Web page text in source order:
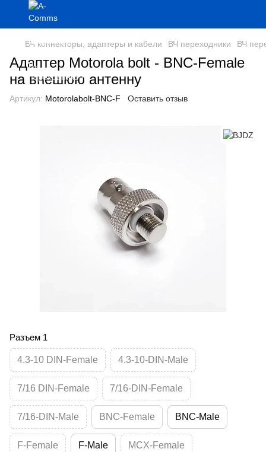
ВЧ коннекторы, адаптеры и кабели ВЧ переходники ВЧ
Адаптер Motorola bolt - BNC-Female
на внешюю антенну
Артикул: Motorolabolt-BNC-F Оставить отзыв
Разъем 1
4.3-10 DIN-Female 4.3-10-DIN-Male
7/16 DIN-Female 7/16-DIN-Female
7/16-DIN-Male BNC-Female BNC-Male
F-Female F-Male MCX-Female